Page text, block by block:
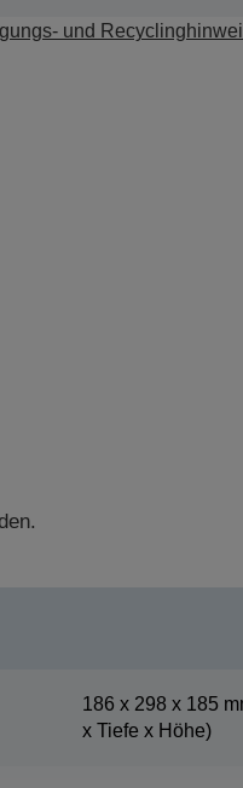
und
186‎ x 298 x 185
x Tiefe x Höhe)